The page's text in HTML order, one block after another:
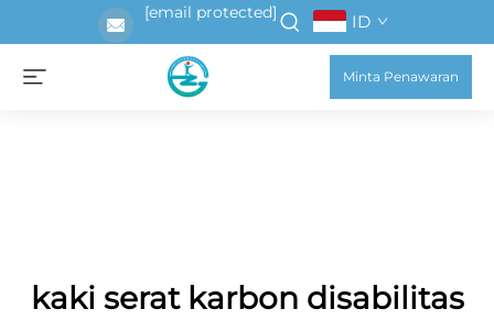
[email protected] ID
Minta Penawaran
kaki serat karbon disabilitas